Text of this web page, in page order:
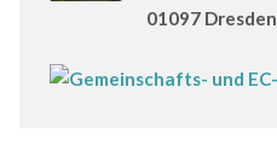
01097 Dresden